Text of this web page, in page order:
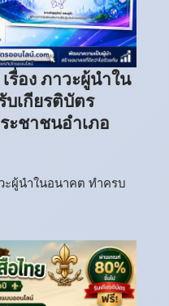
รื่อง ภาวะผู้นำใน
เกียรติบัตร
ะชาชนอำเภอ
ะผู้นำในอนาคต ทำครบ